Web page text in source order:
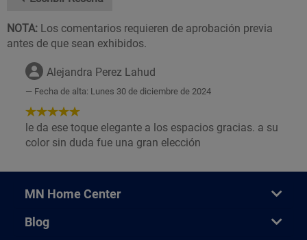
NOTA: Los comentarios requieren de aprobación previa
antes de que sean exhibidos.
Alejandra Perez Lahud
Fecha de alta: Lunes 30 de diciembre de 2024
5
de
5
le da ese toque elegante a los espacios gracias. a su
color sin duda fue una gran elección
MN Home Center
Blog